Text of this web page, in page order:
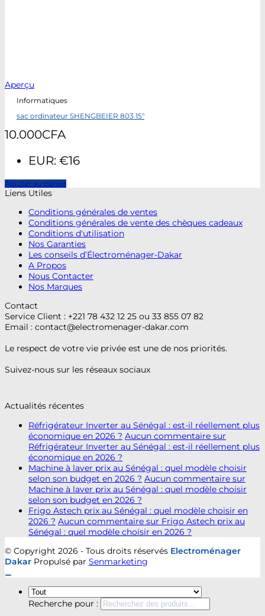
Aperçu
Informatiques
sac ordinateur SHENGBEIER 803 15″
10.000CFA
EUR: €16
Ajouter au panier
Liens Utiles
Conditions générales de ventes
Conditions générales de vente des chèques cadeaux
Conditions d'utilisation
Nos Garanties
Les conseils d’Électroménager-Dakar
A Propos
Nous Contacter
Nos Marques
Contact
Service Client : +221 78 432 12 25 ou 33 855 07 82
Email : contact@electromenager-dakar.com
Le respect de votre vie privée est une de nos priorités.
Suivez-nous sur les réseaux sociaux
Actualités récentes
Réfrigérateur Inverter au Sénégal : est-il réellement plus
économique en 2026 ? Aucun commentaire sur
Réfrigérateur Inverter au Sénégal : est-il réellement plus
économique en 2026 ?
Machine à laver prix au Sénégal : quel modèle choisir
selon son budget en 2026 ? Aucun commentaire sur
Machine à laver prix au Sénégal : quel modèle choisir
selon son budget en 2026 ?
Frigo Astech prix au Sénégal : quel modèle choisir en
2026 ? Aucun commentaire sur Frigo Astech prix au
Sénégal : quel modèle choisir en 2026 ?
© Copyright 2026 - Tous droits réservés Electroménager
Dakar Propulsé par Senmarketing
Recherche pour :